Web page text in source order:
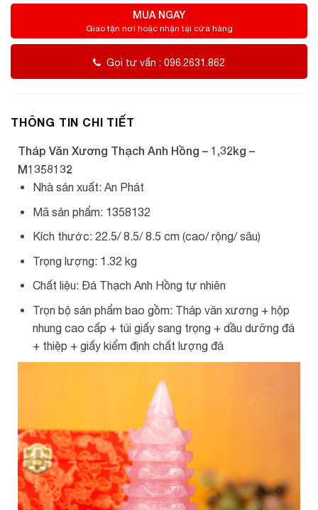
MUA NGAY
Giao tận nơi hoặc nhận tại cửa hàng
Gọi tư vấn : 096.2631.862
THÔNG TIN CHI TIẾT
Tháp Văn Xương Thạch Anh Hồng – 1,32kg –
M1358132
Nhà sản xuất: An Phát
Mã sản phẩm: 1358132
Kích thước: 22.5/ 8.5/ 8.5 cm (cao/ rộng/ sâu)
Trọng lượng: 1.32 kg
Chất liệu: Đá Thạch Anh Hồng tự nhiên
Trọn bộ sản phẩm bao gồm: Tháp văn xương + hộp
nhung cao cấp + túi giấy sang trọng + dầu dưỡng đá
+ thiệp + giấy kiểm định chất lượng đá